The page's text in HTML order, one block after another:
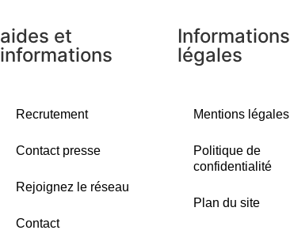
aides et
informations
Recrutement
Contact presse
Rejoignez le réseau
Contact
Informations
légales
Mentions légales
Politique de
confidentialité
Plan du site